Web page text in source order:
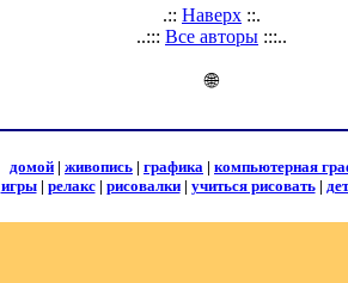
.:: Наверх ::.
..::: Все авторы :::..
🌐
домой | живопись | графика | компьютерная
игры| релакс| рисовалки| учиться рисовать|